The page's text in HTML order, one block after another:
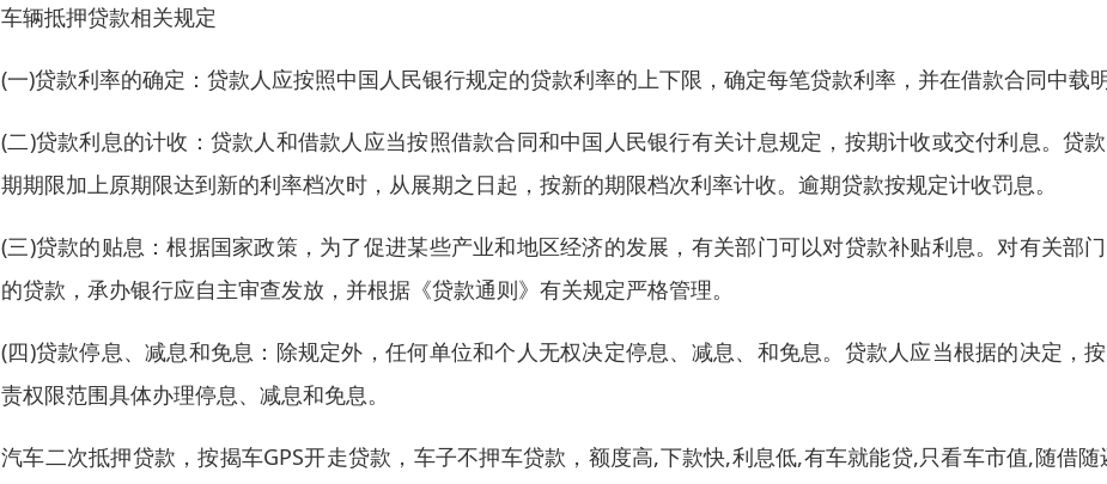
车辆抵押贷款相关规定
(一)贷款利率的确定：贷款人应按照中国人民银行规定的贷款利率的上下限，确定每笔贷款利率，并在借款合同中载
(二)贷款利息的计收：贷款人和借款人应当按照借款合同和中国人民银行有关计息规定，按期计收或交付利息。贷
期期限加上原期限达到新的利率档次时，从展期之日起，按新的期限档次利率计收。逾期贷款按规定计收罚息。
(三)贷款的贴息：根据国家政策，为了促进某些产业和地区经济的发展，有关部门可以对贷款补贴利息。对有关部
的贷款，承办银行应自主审查发放，并根据《贷款通则》有关规定严格管理。
(四)贷款停息、减息和免息：除规定外，任何单位和个人无权决定停息、减息、和免息。贷款人应当根据的决定，
责权限范围具体办理停息、减息和免息。
汽车二次抵押贷款，按揭车GPS开走贷款，车子不押车贷款，额度高,下款快,利息低,有车就能贷,只看车市值,随借随